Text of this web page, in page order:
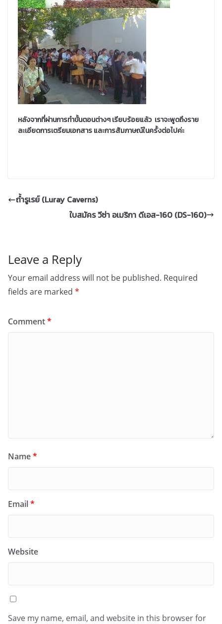
หลังจากที่ผ่านการทำขั้นตอนต่างๆ เรียบร้อยแล้ว เราจะพูดถึงราย
ละเอียดการเตรียมเอกสาร และการสัมภาษณ์ในครั้งต่อไปค่ะ
ถ้ำรูเรย์ (Luray Caverns)
ใบสมัคร วีซ่า อเมริกา ดีเอส-160 (DS-160)
Leave a Reply
Your email address will not be published. Required
fields are marked *
Comment*
Name*
Email*
Website
Save my name, email, and website in this browser for